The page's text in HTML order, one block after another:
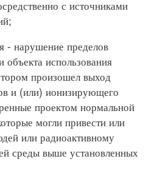
с источниками
нарушение пределов
объекта использования
произошел выход
и (или) ионизирующего
проектом нормальной
могли привести или
или радиоактивному
среды выше установленных